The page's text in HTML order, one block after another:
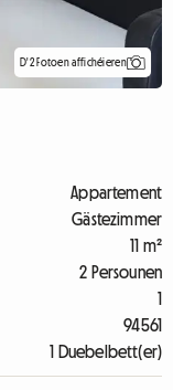
D'2 Fotoen affichéieren
Appartement
Gästezimmer
11 m²
2 Persounen
1
94561
1 Duebelbett(er)